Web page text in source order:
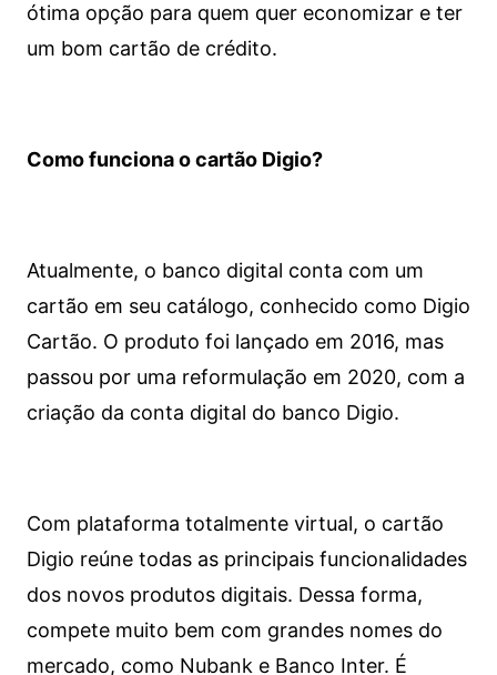
ótima opção para quem quer economizar e ter
um bom cartão de crédito.
Como funciona o cartão Digio?
Atualmente, o banco digital conta com um
cartão em seu catálogo, conhecido como Digio
Cartão. O produto foi lançado em 2016, mas
passou por uma reformulação em 2020, com a
criação da conta digital do banco Digio.
Com plataforma totalmente virtual, o cartão
Digio reúne todas as principais funcionalidades
dos novos produtos digitais. Dessa forma,
compete muito bem com grandes nomes do
mercado, como Nubank e Banco Inter. É